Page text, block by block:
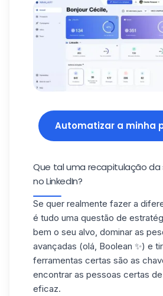
Automatizar a minha
Que tal uma recapitulação
no LinkedIn?
Se quer realmente fazer a
é tudo uma questão de
bem o seu alvo, dominar as
avançadas (olá, Boolean ✨) e
ferramentas certas são as
encontrar as pessoas certas
eficaz.